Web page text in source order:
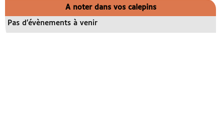
A noter dans vos calepins
Pas d’évènements à venir